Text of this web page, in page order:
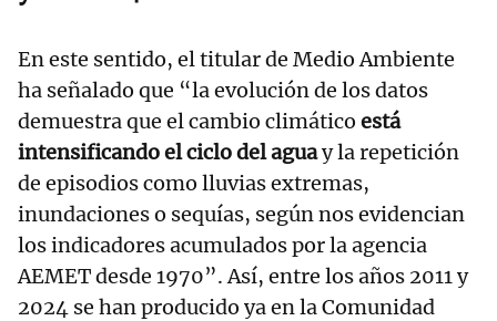
En este sentido, el titular de Medio Ambiente
ha señalado que “la evolución de los datos
demuestra que el cambio climático está
intensificando el ciclo del aguay la repetición
de episodios como lluvias extremas,
inundaciones o sequías, según nos evidencian
los indicadores acumulados por la agencia
AEMET desde 1970”. Así, entre los años 2011 y
2024 se han producido ya en la Comunidad